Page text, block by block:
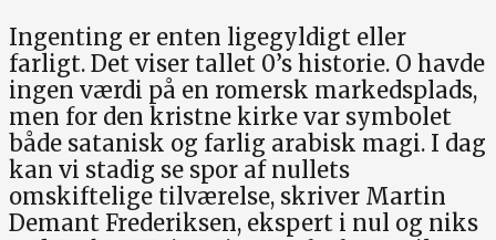
Ingenting er enten ligegyldigt eller
farligt. Det viser tallet 0’s historie. O havde
ingen værdi på en romersk markedsplads,
men for den kristne kirke var symbolet
både satanisk og farlig arabisk magi. I dag
kan vi stadig se spor af nullets
omskiftelige tilværelse, skriver Martin
Demant Frederiksen, ekspert i nul og niks